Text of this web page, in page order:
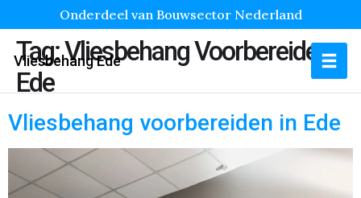
Onderdeel van Bouwsector Nederland
Vliesbehang Ede
Tag:Vliesbehang Voorbereiden
Ede
Vliesbehang voorbereiden in Ede